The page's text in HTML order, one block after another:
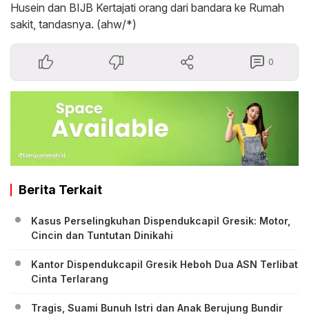
Husein dan BIJB Kertajati orang dari bandara ke Rumah
sakit, tandasnya. (ahw/*)
0
Berita Terkait
Kasus Perselingkuhan Dispendukcapil Gresik: Motor,
Cincin dan Tuntutan Dinikahi
Kantor Dispendukcapil Gresik Heboh Dua ASN Terlibat
Cinta Terlarang
Tragis, Suami Bunuh Istri dan Anak Berujung Bundir